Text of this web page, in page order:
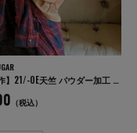
【秋新作】21/-OE天竺 パウダー加工 ラグラン 6分袖 ロゴプリント Tシャツ
（税込）